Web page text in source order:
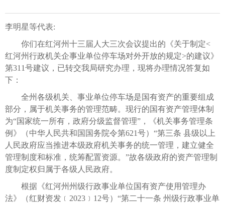
李明星等代表:
你们在红河州十三届人大三次会议提出的《关于制定<
红河州行政机关企事业单位停车场对外开放的规定>的建议》
第311号建议，已转交我局研究办理，现将办理情况答复如
下：
全州各级机关、事业单位停车场是国有资产的重要组成
部分，属于机关事务的管理范畴。现行的国有资产管理体制
为“国家统一所有，政府分级监督管理”，《机关事务管理条
例》（中华人民共和国国务院令第621号）“第三条 县级以上
人民政府应当推进本级政府机关事务的统一管理，建立健全
管理制度和标准，统筹配置资源。”故各级政府的资产管理制
度制定权归属于各级人民政府。
根据《红河州州级行政事业单位国有资产使用管理办
法》（红财资发﹝2023﹞12号）“第二十一条 州级行政事业单